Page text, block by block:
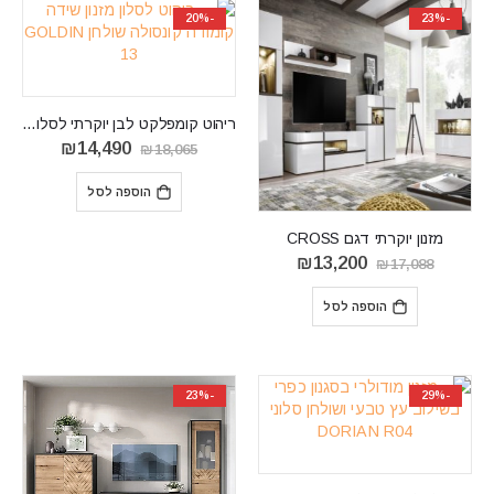
-23%
מזנון יוקרתי דגם CROSS
₪17,088
המחיר
היה:
₪17,088.
₪13,200
הוספה לסל
-20%
ריהוט קומפלקט לבן יוקרתי לסלון דגם GOLDIN 13
₪18,065
המחיר
היה:
₪18,065.
₪14,490
הוספה לסל
-29%
-23%